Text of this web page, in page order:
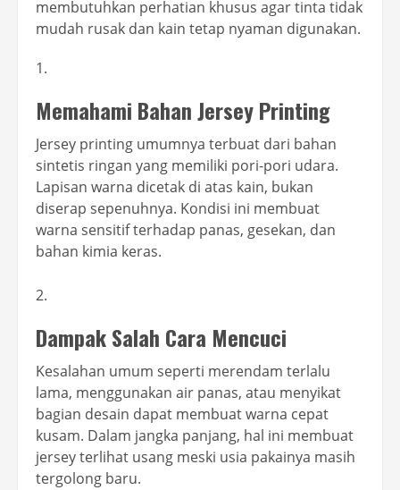
membutuhkan perhatian khusus agar tinta tidak
mudah rusak dan kain tetap nyaman digunakan.
Memahami Bahan Jersey Printing
Jersey printing umumnya terbuat dari bahan
sintetis ringan yang memiliki pori-pori udara.
Lapisan warna dicetak di atas kain, bukan
diserap sepenuhnya. Kondisi ini membuat
warna sensitif terhadap panas, gesekan, dan
bahan kimia keras.
Dampak Salah Cara Mencuci
Kesalahan umum seperti merendam terlalu
lama, menggunakan air panas, atau menyikat
bagian desain dapat membuat warna cepat
kusam. Dalam jangka panjang, hal ini membuat
jersey terlihat usang meski usia pakainya masih
tergolong baru.